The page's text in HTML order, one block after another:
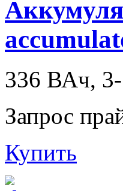
336 ВАч,
Запрос
Купить